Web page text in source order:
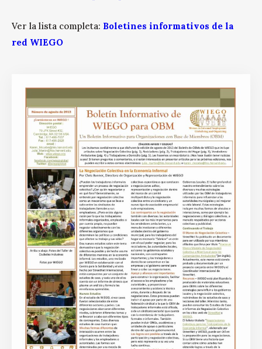
Ver la lista completa: Boletines informativos de la
red WIEGO